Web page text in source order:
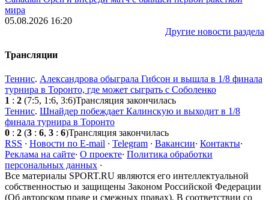
мира
05.08.2026 16:20
Другие новости раздела
Трансляции
Теннис. Александрова обыграла Гибсон и вышла в 1/8 финала
турнира в Торонто, где может сыграть с Соболенко
1 : 2 (7:5, 1:6, 3:6)Трансляция закончилась
Теннис. Шнайдер побеждает Калинскую и выходит в 1/8
финала турнира в Торонто
0 : 2 (3 : 6, 3 : 6)Трансляция закончилась
RSS · Новости по E-mail · Telegram · Вакансии· Контакты·
Реклама на сайте· О проекте· Политика обработки
персональных данных ·
Все материалы SPORT.RU являются его интеллектуальной
собственностью и защищены Законом Российской Федерации
(Об авторском праве и смежных правах). В соответствии со